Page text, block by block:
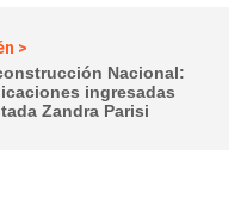
>
Nacional:
ingresadas
Zandra Parisi